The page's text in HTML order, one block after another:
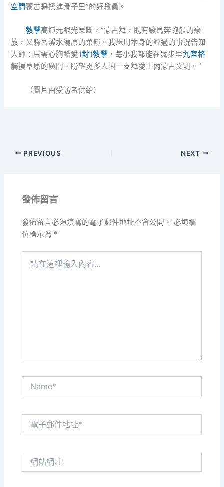
空間蒙古舞揉進骨子里”的好教員。
教學高馗元眼光果斷，“蒙古舞，既有駿馬奔跑般的豪
放，又躲著溪水繞原的柔韻。我想用本身的經過的事況告知
大師：只需心胸酷愛1對1教學 ，每小我都能在舞步里九宮格
觸摸草原的廣闊。盼望更多人因一支舞愛上內蒙古文明。”
（圖片由受訪者供給）
PREVIOUS NEXT
發佈留言
發佈留言必須填寫的電子郵件地址不會公開。 必填欄
位標示為 *